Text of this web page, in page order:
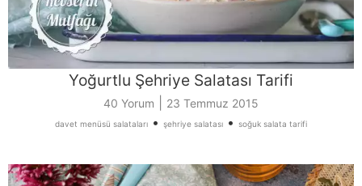
Yoğurtlu Şehriye Salatası Tarifi
40 Yorum 23 Temmuz 2015
davet menüsü salataları • şehriye salatası • soğuk salata tarifi